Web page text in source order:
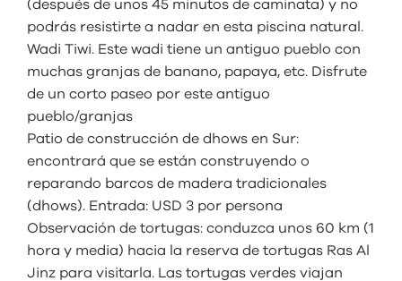
(después de unos 45 minutos de caminata) y no
podrás resistirte a nadar en esta piscina natural.
Wadi Tiwi. Este wadi tiene un antiguo pueblo con
muchas granjas de banano, papaya, etc. Disfrute
de un corto paseo por este antiguo
pueblo/granjas
Patio de construcción de dhows en Sur:
encontrará que se están construyendo o
reparando barcos de madera tradicionales
(dhows). Entrada: USD 3 por persona
Observación de tortugas: conduzca unos 60 km (1
hora y media) hacia la reserva de tortugas Ras Al
Jinz para visitarla. Las tortugas verdes viajan